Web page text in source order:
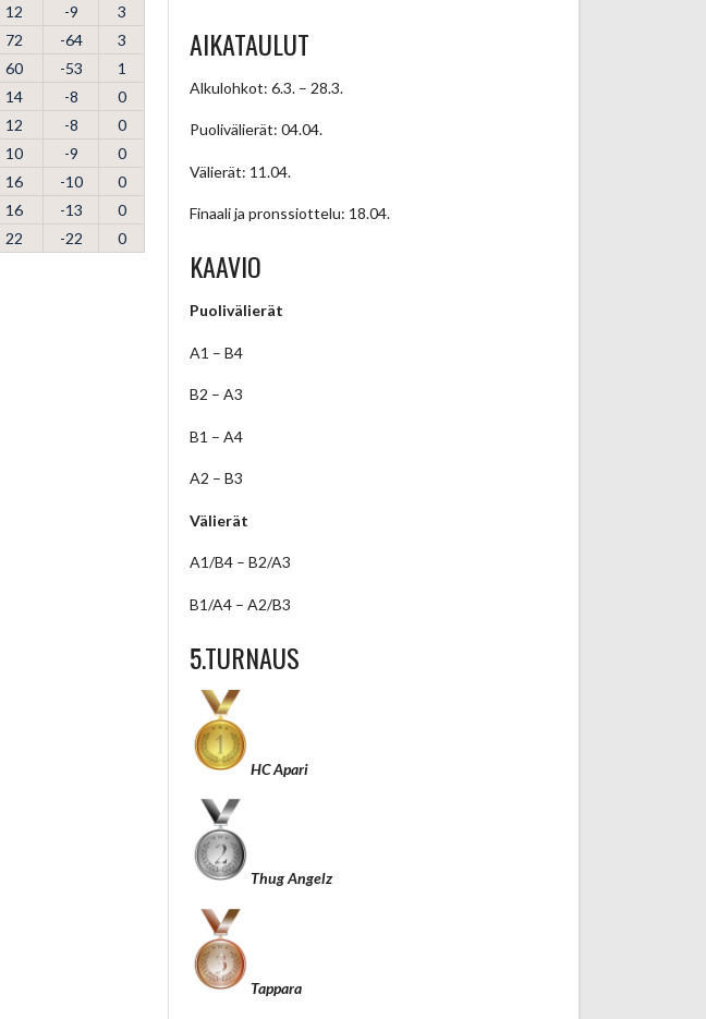
12 -9
3
72 -64
3
60 -53
1
14 -8
0
12 -8
0
10 -9
0
16 -10
0
16 -13
0
22 -22 0
AIKATAULUT
Alkulohkot: 6.3. – 28.3.
Puolivälierät: 04.04.
Välierät: 11.04.
Finaali ja pronssiottelu: 18.04.
KAAVIO
Puolivälierät
A1 – B4
B2 – A3
B1 – A4
A2 – B3
Välierät
A1/B4 – B2/A3
B1/A4 – A2/B3
5.TURNAUS
HC Apari
Thug Angelz
Tappara